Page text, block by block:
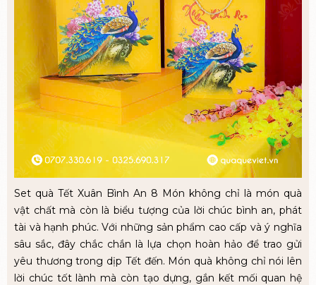
Set quà Tết Xuân Bình An 8 Món không chỉ là món quà
vật chất mà còn là biểu tượng của lời chúc bình an, phát
tài và hạnh phúc. Với những sản phẩm cao cấp và ý nghĩa
sâu sắc, đây chắc chắn là lựa chọn hoàn hảo để trao gửi
yêu thương trong dịp Tết đến. Món quà không chỉ nói lên
lời chúc tốt lành mà còn tạo dựng, gắn kết mối quan hệ